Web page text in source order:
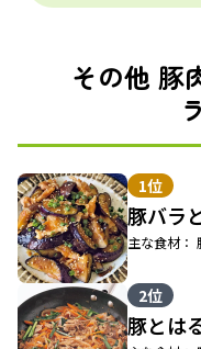
その他 豚
1位
豚バラ
主な食材：
2位
豚とは